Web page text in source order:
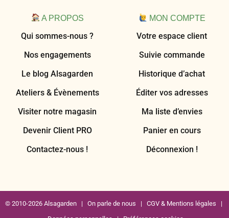
A PROPOS
Qui sommes-nous ?
Nos engagements
Le blog Alsagarden
Ateliers & Évènements
Visiter notre magasin
Devenir Client PRO
Contactez-nous !
MON COMPTE
Votre espace client
Suivie commande
Historique d’achat
Éditer vos adresses
Ma liste d’envies
Panier en cours
Déconnexion !
© 2010-2026 Alsagarden | On parle de nous | CGV & Mentions légales |